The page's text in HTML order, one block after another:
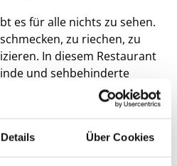
Details Über Cookies
es für alle nichts zu sehen.
zu rie­chen, zu
In diesem Restaurant
und sehbehinderte
Reise der besonderen
Programmen – für
beträchtliche Erweiterung